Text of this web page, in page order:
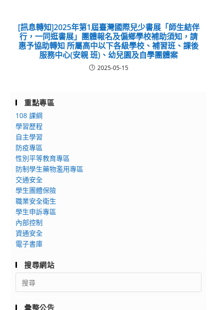
[訊息轉知]2025年第1屆臺灣國際兒少書展「師生結伴
行，一同逛書展」團體報名及偏鄉學校補助須知，請
惠予協助轉知 所屬高中以下各級學校、補習班、課後
服務中心(安親 班)、幼兒園及自學團體案
2025-05-15
重點專區
108 課綱
學習歷程
自主學習
防疫專區
性別平等教育專區
防制學生藥物濫用專區
交通安全
學生團體保險
職業安全衛生
學生申訴專區
內部控制
資通安全
電子書庫
搜尋網站
Search
for:
彙整公告